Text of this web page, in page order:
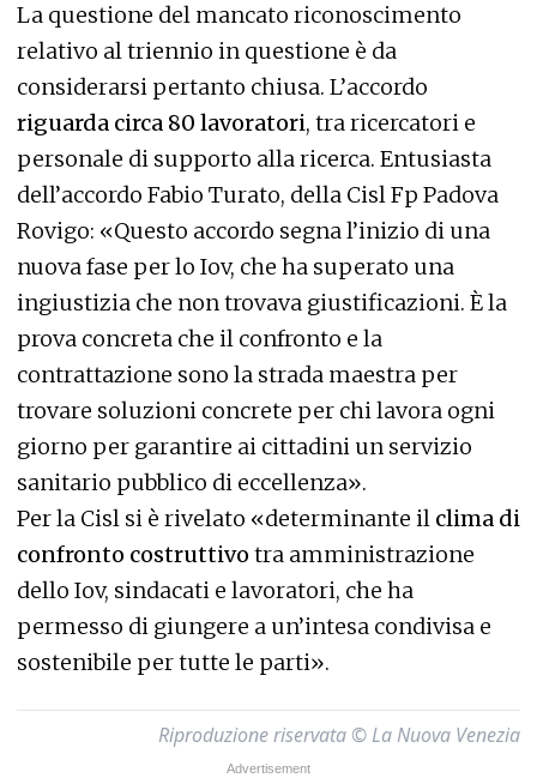
La questione del mancato riconoscimento
relativo al triennio in questione è da
considerarsi pertanto chiusa. L’accordo
riguarda circa 80 lavoratori, tra ricercatori e
personale di supporto alla ricerca. Entusiasta
dell’accordo Fabio Turato, della Cisl Fp Padova
Rovigo: «Questo accordo segna l’inizio di una
nuova fase per lo Iov, che ha superato una
ingiustizia che non trovava giustificazioni. È la
prova concreta che il confronto e la
contrattazione sono la strada maestra per
trovare soluzioni concrete per chi lavora ogni
giorno per garantire ai cittadini un servizio
sanitario pubblico di eccellenza».
Per la Cisl si è rivelato «determinante il clima di
confronto costruttivo tra amministrazione
dello Iov, sindacati e lavoratori, che ha
permesso di giungere a un’intesa condivisa e
sostenibile per tutte le parti».
Riproduzione riservata © La Nuova Venezia